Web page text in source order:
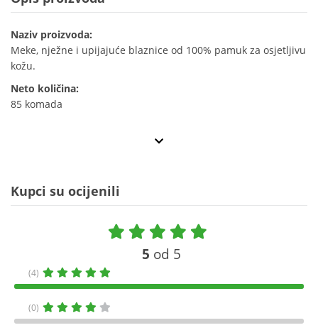
Naziv proizvoda:
Meke, nježne i upijajuće blaznice od 100% pamuk za osjetljivu
kožu.
Neto količina:
85 komada
Kupci su ocijenili
5 od 5
(4)
(0)